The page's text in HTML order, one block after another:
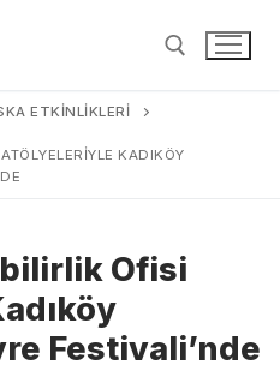
ETKİNLİKLERİ
KADIKÖY
Ofisi
Festivali’nde